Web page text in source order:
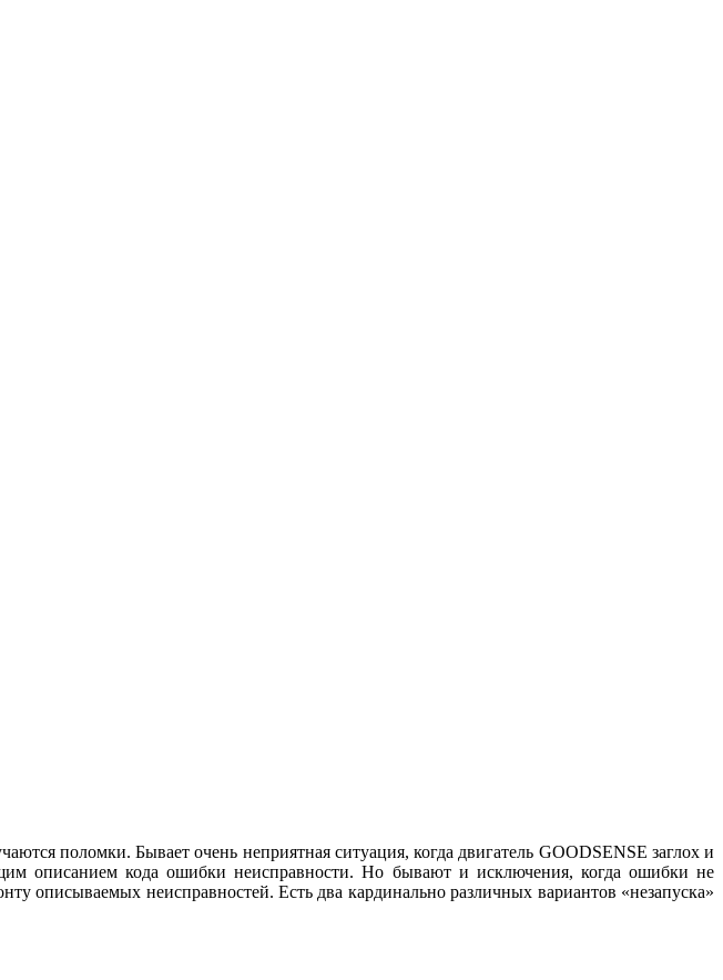
поломки. Бывает очень неприятная ситуация, когда двигатель GOODSENSE заглох и
описанием кода ошибки неисправности. Но бывают и исключения, когда ошибки не
описываемых неисправностей. Есть два кардинально различных вариантов «незапуска»